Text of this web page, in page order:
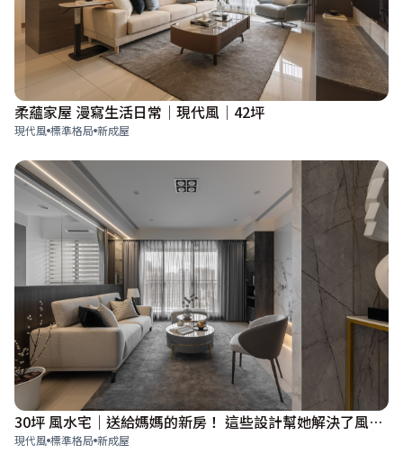
柔蘊家屋 漫寫生活日常│現代風│42坪
現代風 標準格局 新成屋
30坪 風水宅｜送給媽媽的新房！ 這些設計幫她解決了風水和安全感？！
現代風 標準格局 新成屋